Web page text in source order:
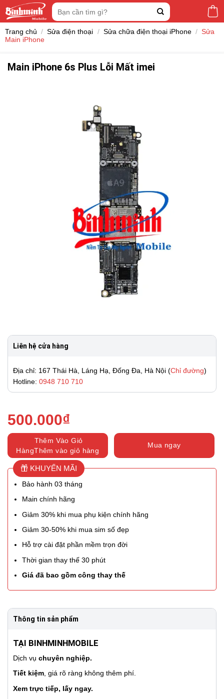
Tìm
kiếm:
Trang chủ / Sửa điện thoại / Sửa chữa điện thoại iPhone / Sửa
Main iPhone
Main iPhone 6s Plus Lỗi Mất imei
Liên hệ cửa hàng
Địa chỉ: 167 Thái Hà, Láng Hạ, Đống Đa, Hà Nội (Chỉ đường)
Hotline: 0948 710 710
500.000₫
Thêm Vào Giỏ
HàngThêm vào giỏ hàng
Mua ngay
KHUYẾN MÃI
Bảo hành 03 tháng
Main chính hãng
Giảm 30% khi mua phụ kiện chính hãng
Giảm 30-50% khi mua sim số đẹp
Hỗ trợ cài đặt phần mềm trọn đời
Thời gian thay thế 30 phút
Giá đã bao gồm công thay thế
Thông tin sản phẩm
TẠI BINHMINHMOBILE
Dịch vụ chuyên nghiệp.
Tiết kiệm, giá rõ ràng không thêm phí.
Xem trực tiếp, lấy ngay.